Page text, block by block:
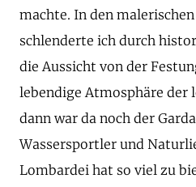
machte. In den
schlenderte ich durch
die Aussicht von der
lebendige Atmosphäre der
dann war da noch der
Wassersportler und
Lombardei hat so viel zu